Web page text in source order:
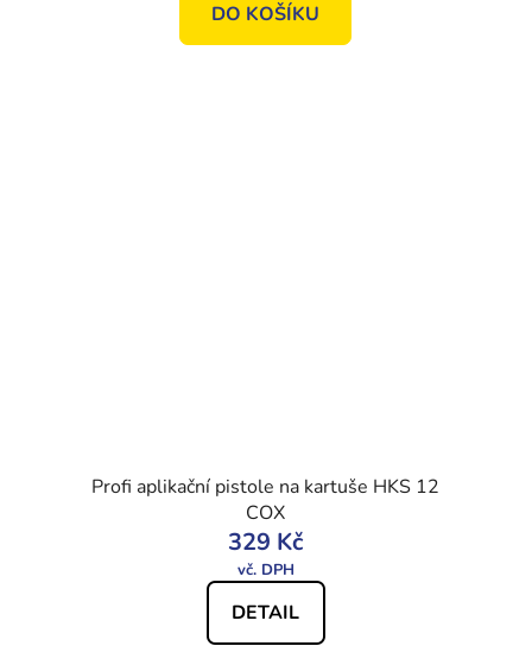
DO KOŠÍKU
Profi aplikační pistole na kartuše HKS 12
COX
329 Kč
DETAIL